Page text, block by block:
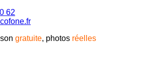
62
gratuite, photos réelles